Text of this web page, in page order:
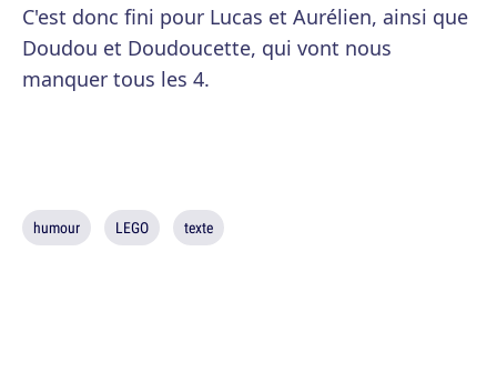
C'est donc fini pour Lucas et Aurélien, ainsi que
Doudou et Doudoucette, qui vont nous
manquer tous les 4.
humour LEGO texte